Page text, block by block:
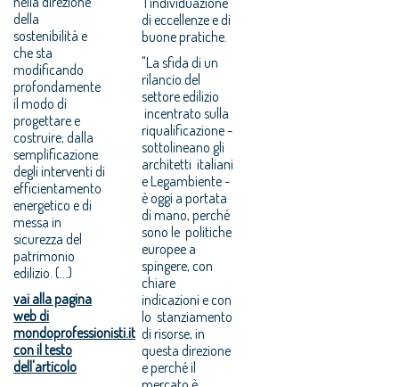
della
sostenibilità e
che sta
modificando
profondamente
il modo di
progettare e
costruire; dalla
semplificazione
degli interventi di
efficientamento
energetico e di
messa in
sicurezza del
patrimonio
edilizio. (...)
vai alla pagina
web di
mondoprofessionisti.it
con il testo
dell'articolo
di eccellenze e di
buone pratiche.
"La sfida di un
rilancio del
settore edilizio
incentrato sulla
riqualificazione -
sottolineano gli
architetti italiani
e Legambiente -
è oggi a portata
di mano, perché
sono le politiche
europee a
spingere, con
chiare
indicazioni e con
lo stanziamento
di risorse, in
questa direzione
e perché il